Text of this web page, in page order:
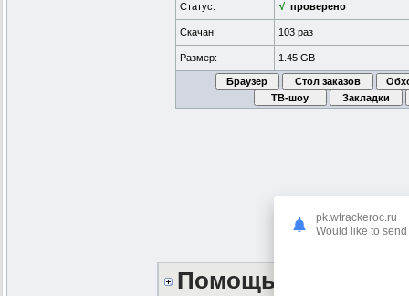
Статус: √ проверено
Скачан: 103 раз
Размер: 1.45 GB
Помощь сайту
pk.wtrackeroc.ru
Would like to